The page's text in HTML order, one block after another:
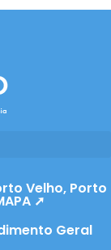
Velho, Porto
➚
Geral